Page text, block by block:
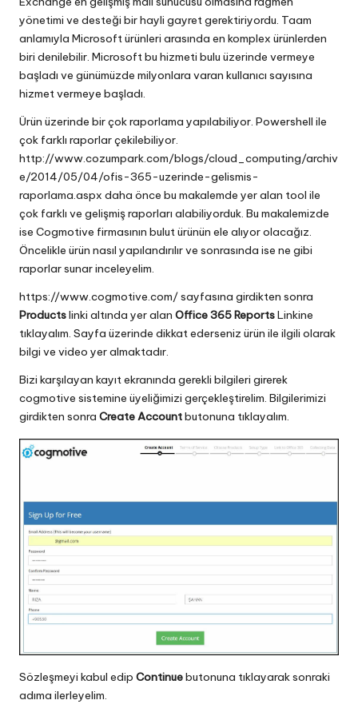
yönetimi ve desteği bir hayli gayret gerektiriyordu. Taam
anlamıyla Microsoft ürünleri arasında en komplex ürünlerden
biri denilebilir. Microsoft bu hizmeti bulu üzerinde vermeye
başladı ve günümüzde milyonlara varan kullanıcı sayısına
hizmet vermeye başladı.
Ürün üzerinde bir çok raporlama yapılabiliyor. Powershell ile
çok farklı raporlar çekilebiliyor.
http://www.cozumpark.com/blogs/cloud_computing/archiv
e/2014/05/04/ofis-365-uzerinde-gelismis-
raporlama.aspx daha önce bu makalemde yer alan tool ile
çok farklı ve gelişmiş raporları alabiliyorduk. Bu makalemizde
ise Cogmotive firmasının bulut ürünün ele alıyor olacağız.
Öncelikle ürün nasıl yapılandırılır ve sonrasında ise ne gibi
raporlar sunar inceleyelim.
https://www.cogmotive.com/sayfasına girdikten sonra
Productslinki altında yer alan Office 365 ReportsLinkine
tıklayalım. Sayfa üzerinde dikkat ederseniz ürün ile ilgili olarak
bilgi ve video yer almaktadır.
Bizi karşılayan kayıt ekranında gerekli bilgileri girerek
cogmotive sistemine üyeliğimizi gerçekleştirelim. Bilgilerimizi
girdikten sonra Create Accountbutonuna tıklayalım.
Sözleşmeyi kabul edip Continuebutonuna tıklayarak sonraki
adıma ilerleyelim.